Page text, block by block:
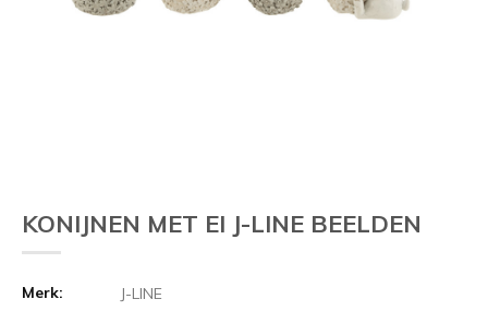
KONIJNEN MET EI J-LINE BEELDEN
Merk:
J-LINE